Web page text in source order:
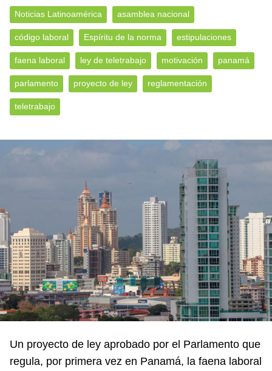
Noticias Latinoamérica asamblea nacional
código laboral Espíritu de la norma estipulaciones
faena laboral ley de teletrabajo motivación panamá
parlamento proyecto de ley reglamentación
teletrabajo
Un proyecto de ley aprobado por el Parlamento que
regula, por primera vez en Panamá, la faena laboral